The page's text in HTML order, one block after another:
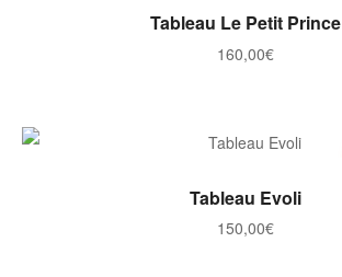
AJOUTER AU PANIER
Tableau Le Petit Prince
160,00€
AJOUTER AU PANIER
Tableau Evoli
150,00€